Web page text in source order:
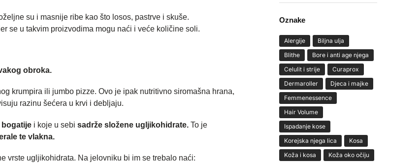
su i masnije ribe kao što losos, pastrve i skuše.
se u takvim proizvodima mogu naći i veće količine soli.
obroka.
krumpira ili jumbo pizze. Ovo je ipak nutritivno siromašna hrana,
razinu šećera u krvi i debljaju.
i koje u sebi sadrže složene ugljikohidrate. To je
te vlakna.
vrste ugljikohidrata. Na jelovniku bi im se trebalo naći:
Oznake
Alergije
Biljna ulja
Blithe
Bore i anti age njega
Celulit i strije
Curaprox
Dermaroller
Djeca i majke
Femmenessence
Hair Volume
Ispadanje kose
Korejska njega lica
Kosa
Koža i kosa
Koža oko očiju